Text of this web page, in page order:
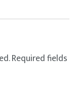
Required fields